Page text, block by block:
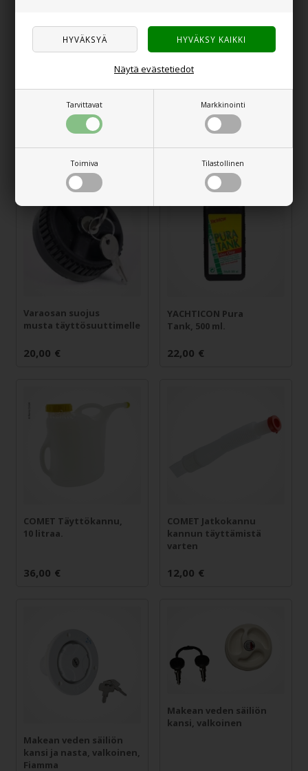
Tarvittavat Markkinointi
Toimiva Tilastollinen
Näytä evästetiedot
Makeavesisäiliö 40 ltr.
135,00 €
1.000F,
Vesidesinfiointiaine 100
20,00 €
Varaosan suojus
musta täyttösuuttimelle
20,00 €
YACHTICON Pura
Tank, 500 ml.
22,00 €
COMET Täyttökannu,
10 litraa.
36,00 €
COMET Jatkokannu
kannun täyttämistä
varten
12,00 €
Makean veden säiliön
kansi ja nasta, valkoinen,
Fiamma
Makean veden säiliön
kansi, valkoinen